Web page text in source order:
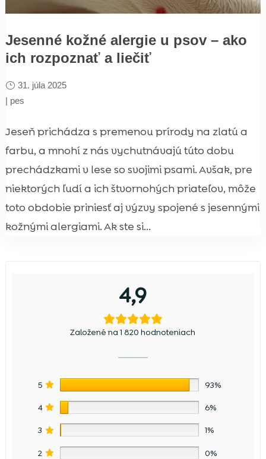
Jesenné kožné alergie u psov – ako
ich rozpoznať a liečiť
31. júla 2025
| pes
Jeseň prichádza s premenou prírody na zlatú a
farbu, a mnohí z nás vychutnávajú túto dobu
prechádzkami v lese so svojimi psami. Avšak, pre
niektorých ľudí a ich štvornohých priateľov, môže
toto obdobie priniesť aj výzvy spojené s jesennými
kožnými alergiami. Ak ste si...
4,9
Založené na 1 820 hodnoteniach
5 93%
4 6%
3 1%
2 0%